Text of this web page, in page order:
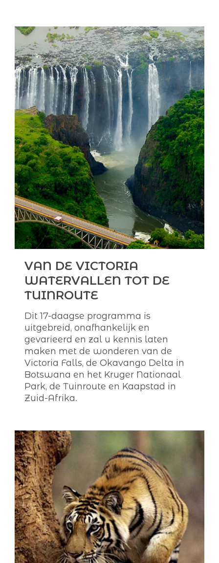
VAN DE VICTORIA
WATERVALLEN TOT DE
TUINROUTE
Dit 17-daagse programma is
uitgebreid, onafhankelijk en
gevarieerd en zal u kennis laten
maken met de wonderen van de
Victoria Falls, de Okavango Delta in
Botswana en het Kruger Nationaal
Park, de Tuinroute en Kaapstad in
Zuid-Afrika.